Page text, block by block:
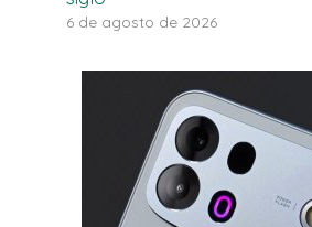
6 de agosto de 2026